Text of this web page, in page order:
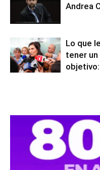
Andrea
Lo que
tener